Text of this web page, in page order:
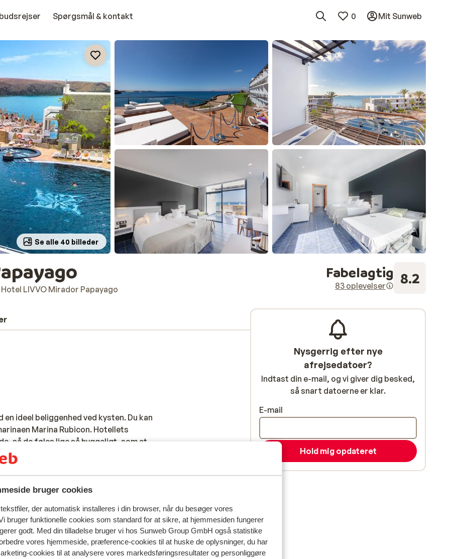
bruger cookies
der automatisk installeres i din browser, når du besøger vores
bruger funktionelle cookies som standard for at sikre, at hjemmesiden fungerer
godt. Med din tilladelse bruger vi hos Sunweb Group GmbH også statistike
vores hjemmeside, præference-cookies til at huske de oplysninger, du har
cookies til at analysere vores markedsføringsresultater og personliggøre
Spørgsmål & kontakt 0 Mit Sunweb
Se alle 40 billeder
Hotel LIVVO Mirador Papayago
Fabelagtig
83 oplevelser 8.2
ideel beliggenhed ved kysten. Du kan
Marina Rubicon. Hotellets
så de føles lige så hyggeligt, som at
kan du nyde skønne stunder af ren
eller to, i solen. En perfekt måde
en børnepool og en miniklub, hvor der
Nysgerrig efter nye
afrejsedatoer?
Indtast din e-mail, og vi giver dig besked,
så snart datoerne er klar.
E-mail
Hold mig opdateret